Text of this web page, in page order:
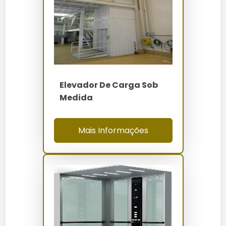
Como Funciona / Como Usar
Planejamento: Defina as especificações e
necessidades específicas.
Instalação: Um técnico especializado realiza a
Operação: Utilize o painel de controle para
operar o elevador.
assegurar o funcionamento seguro.
Quanto Custa Distribuidor de
Elevador de Carga Sob Medida
Os preços variam entre R$50.000 e R$150.000,
dependendo de fatores como capacidade, material
utilizado e complexidade do projeto. Personalizações
adicionais podem influenciar os custos.
Elevador De Carga Sob
Medida
Mais Informações